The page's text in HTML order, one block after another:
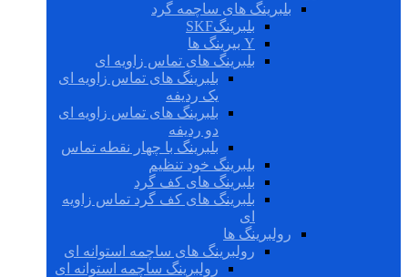
بلبرینگ های ساچمه گرد
بلبرینگSKF
Y بیرینگ ها
بلبرینگ های تماس زاویه ای
بلبرینگ های تماس زاویه ای
یک ردیفه
بلبرینگ های تماس زاویه ای
دو ردیفه
بلبرینگ با چهار نقطه تماس
بلبرینگ خود تنظیم
بلبرینگ های کف گرد
بلبرینگ های کف گرد تماس زاویه
ای
رولبرینگ ها
رولبرینگ های ساچمه استوانه ای
رولبرینگ ساچمه استوانه ای